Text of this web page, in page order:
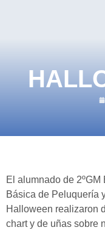
El alumnado de
Básica de Peluquería
Halloween realizaron
chart y de uñas sobre